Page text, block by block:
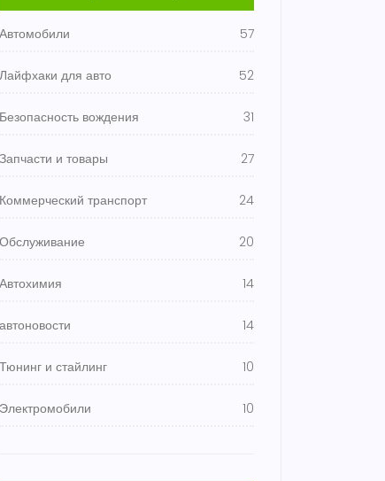
Автомобили 57
Лайфхаки для авто 52
Безопасность вождения 31
Запчасти и товары 27
Коммерческий транспорт 24
Обслуживание 20
Автохимия 14
автоновости 14
Тюнинг и стайлинг 10
Электромобили 10